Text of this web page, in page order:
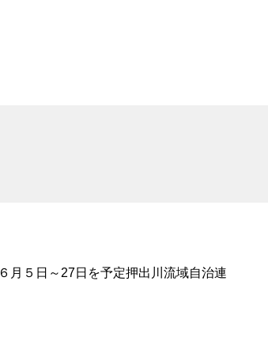
月５日～27日を予定押出川流域自治連